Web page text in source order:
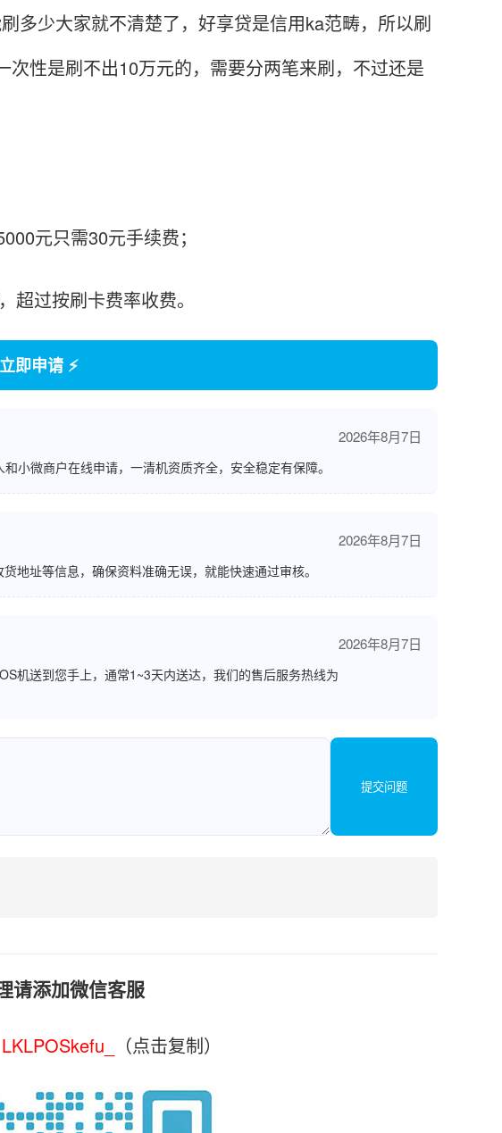
多少大家就不清楚了，好享贷是信用ka范畴，所以刷
性是刷不出10万元的，需要分两笔来刷，不过还是
元只需30元手续费；
过按刷卡费率收费。
即申请 ⚡
2026年8月7日
和小微商户在线申请，一清机资质齐全，安全稳定有保障。
2026年8月7日
地址等信息，确保资料准确无误，就能快速通过审核。
2026年8月7日
机送到您手上，通常1~3天内送达，我们的售后服务热线为
提交问题
请添加微信客服
LKLPOSkefu_ （点击复制）